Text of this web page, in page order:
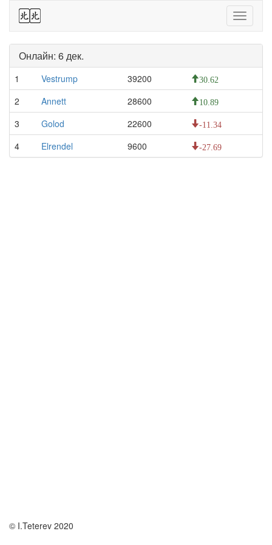
Toggle
44
Онлайн: 6 дек.
1 Vestrump 39200 30.62
2 Annett 28600 10.89
3 Golod 22600 -11.34
4 Elrendel 9600 -27.69
© I.Teterev 2020